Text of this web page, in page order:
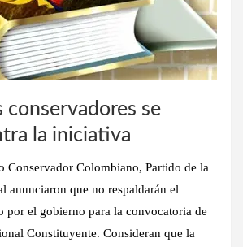
conservadores se
la iniciativa
Conservador Colombiano, Partido de la
anunciaron que no respaldarán el
por el gobierno para la convocatoria de
Constituyente. Consideran que la